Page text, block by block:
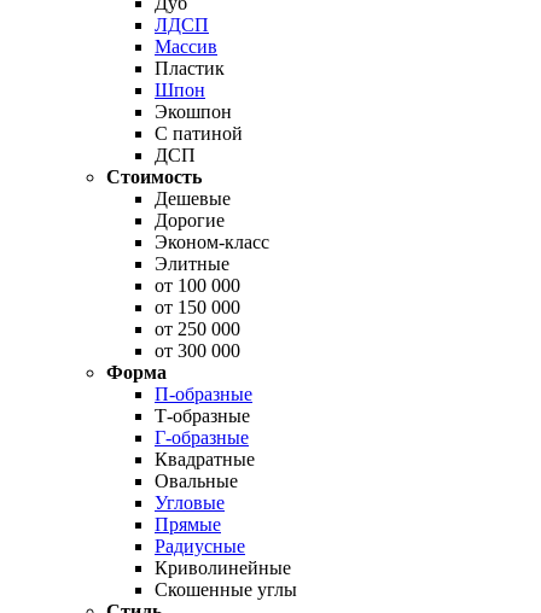
ЛДСП
Массив
Пластик
Шпон
Экошпон
С патиной
ДСП
Стоимость
Дешевые
Дорогие
Эконом-класс
Элитные
от 100 000
от 150 000
от 250 000
от 300 000
Форма
П-образные
Т-образные
Г-образные
Квадратные
Овальные
Угловые
Прямые
Радиусные
Криволинейные
Скошенные углы